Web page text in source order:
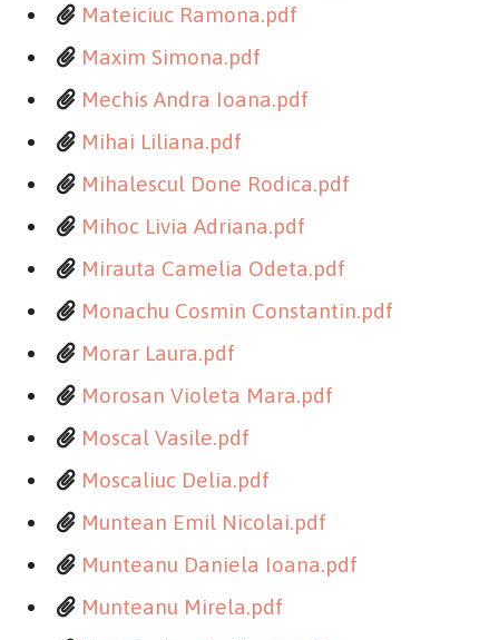
Mateiciuc Ramona.pdf
Maxim Simona.pdf
Mechis Andra Ioana.pdf
Mihai Liliana.pdf
Mihalescul Done Rodica.pdf
Mihoc Livia Adriana.pdf
Mirauta Camelia Odeta.pdf
Monachu Cosmin Constantin.pdf
Morar Laura.pdf
Morosan Violeta Mara.pdf
Moscal Vasile.pdf
Moscaliuc Delia.pdf
Muntean Emil Nicolai.pdf
Munteanu Daniela Ioana.pdf
Munteanu Mirela.pdf